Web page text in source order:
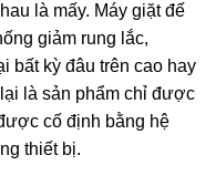
là mấy. Máy giặt đế
giảm rung lắc,
bất kỳ đâu trên cao hay
là sản phẩm chỉ được
cố định bằng hệ
thiết bị.